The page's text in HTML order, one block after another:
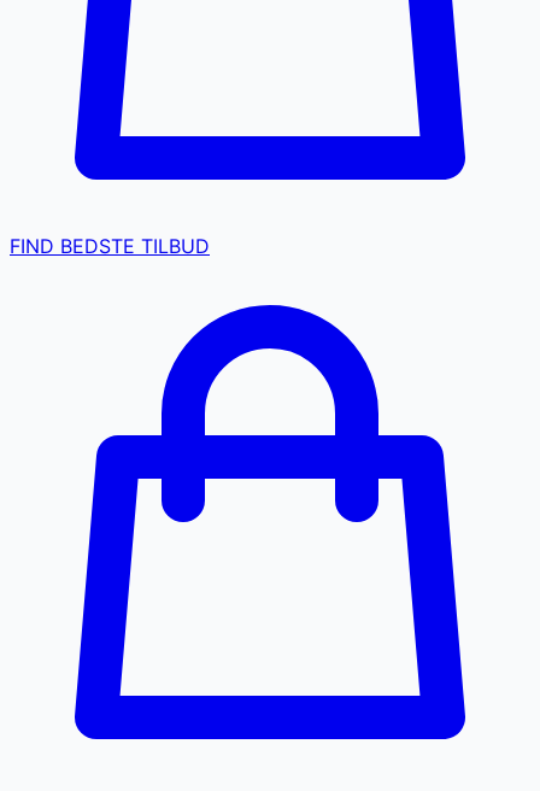
FIND BEDSTE TILBUD